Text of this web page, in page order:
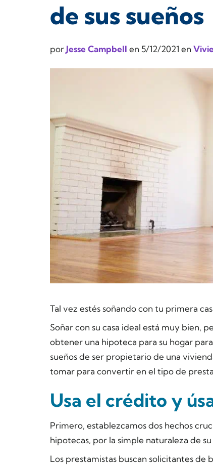
de sus sueños
porJesse Campbell en 5/12/2021 en
Tal vez estés soñando con tu primera
Soñar con su casa ideal está muy bien,
obtener una hipoteca para su hogar
sueños de ser propietario de una
tomar para convertir en el tipo de
Usa el crédito y
Primero, establezcamos dos hechos
hipotecas, por la simple naturaleza de su
Los prestamistas buscan solicitantes de